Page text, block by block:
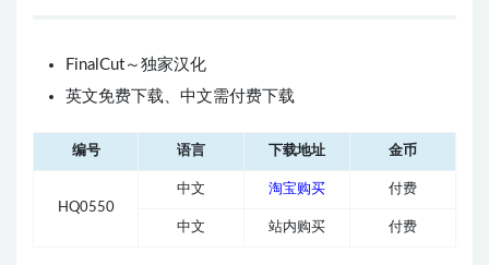
FinalCut～独家汉化
英文免费下载、中文需付费下载
编号 语言 下载地址 金币
HQ0550
中文 淘宝购买 付费
中文 站内购买 付费